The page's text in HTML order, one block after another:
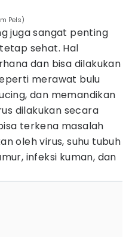
Pels)
juga sangat penting
sehat. Hal
dan bisa dilakukan
merawat bulu
dan memandikan
dilakukan secara
terkena masalah
oleh virus, suhu tubuh
infeksi kuman, dan